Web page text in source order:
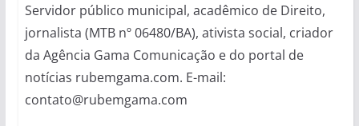
Servidor público municipal, acadêmico de Direito,
jornalista (MTB nº 06480/BA), ativista social, criador
da Agência Gama Comunicação e do portal de
notícias rubemgama.com. E-mail:
contato@rubemgama.com